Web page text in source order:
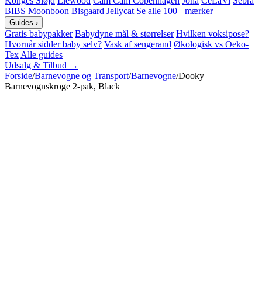
BIBS Moonboon Bisgaard Jellycat Se alle 100+ mærker
Guides ›
Gratis babypakker Babydyne mål & størrelser Hvilken voksipose?
Hvornår sidder baby selv? Vask af sengerand Økologisk vs Oeko-
Tex Alle guides
Udsalg & Tilbud →
Forside/Barnevogne og Transport/Barnevogne/Dooky
Barnevognskroge 2-pak, Black